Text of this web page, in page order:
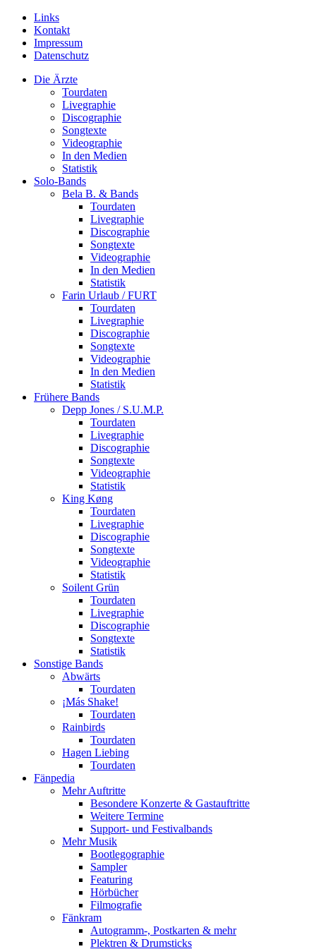
Links
Kontakt
Impressum
Datenschutz
Die Ärzte
Tourdaten
Livegraphie
Discographie
Songtexte
Videographie
In den Medien
Statistik
Solo-Bands
Bela B. & Bands
Tourdaten
Livegraphie
Discographie
Songtexte
Videographie
In den Medien
Statistik
Farin Urlaub / FURT
Tourdaten
Livegraphie
Discographie
Songtexte
Videographie
In den Medien
Statistik
Frühere Bands
Depp Jones / S.U.M.P.
Tourdaten
Livegraphie
Discographie
Songtexte
Videographie
Statistik
King Køng
Tourdaten
Livegraphie
Discographie
Songtexte
Videographie
Statistik
Soilent Grün
Tourdaten
Livegraphie
Discographie
Songtexte
Statistik
Sonstige Bands
Abwärts
Tourdaten
¡Más Shake!
Tourdaten
Rainbirds
Tourdaten
Hagen Liebing
Tourdaten
Fänpedia
Mehr Auftritte
Besondere Konzerte & Gastauftritte
Weitere Termine
Support- und Festivalbands
Mehr Musik
Bootlegographie
Sampler
Featuring
Hörbücher
Filmografie
Fänkram
Autogramm-, Postkarten & mehr
Plektren & Drumsticks